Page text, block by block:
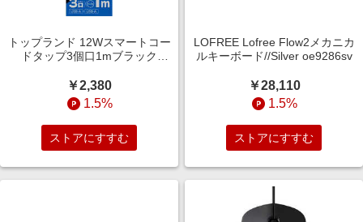
トップランド 12Wスマートコー
ドタップ3個口1mブラック
￥2,380
1.5%
ストアにすすむ
LOFREE Lofree Flow2メカニカ
ルキーボード//Silver oe9286sv
￥28,110
1.5%
ストアにすすむ